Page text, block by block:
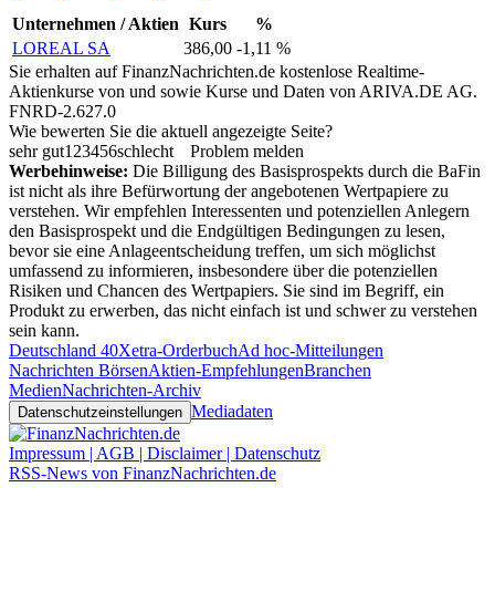
Unternehmen / Aktien Kurs
%
LOREAL SA
386,00 -1,11 %
Sie erhalten auf FinanzNachrichten.de kostenlose Realtime-
Aktienkurse von und sowie Kurse und Daten von ARIVA.DE AG.
FNRD-2.627.0
Wie bewerten Sie die aktuell angezeigte Seite?
sehr gut1 23456schlecht
Problem melden
Werbehinweise: Die Billigung des Basisprospekts durch die BaFin
ist nicht als ihre Befürwortung der angebotenen Wertpapiere zu
verstehen. Wir empfehlen Interessenten und potenziellen Anlegern
den Basisprospekt und die Endgültigen Bedingungen zu lesen,
bevor sie eine Anlageentscheidung treffen, um sich möglichst
umfassend zu informieren, insbesondere über die potenziellen
Risiken und Chancen des Wertpapiers. Sie sind im Begriff, ein
Produkt zu erwerben, das nicht einfach ist und schwer zu verstehen
sein kann.
Deutschland 40Xetra-OrderbuchAd hoc-Mitteilungen
Nachrichten BörsenAktien-EmpfehlungenBranchen
MedienNachrichten-Archiv
Datenschutzeinstellungen Mediadaten
Impressum | AGB | Disclaimer | Datenschutz
RSS-News von FinanzNachrichten.de